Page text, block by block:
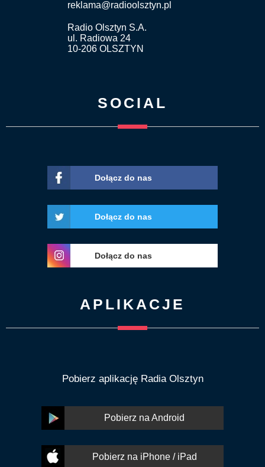
reklama@radioolsztyn.pl
Radio Olsztyn S.A.
ul. Radiowa 24
10-206 OLSZTYN
SOCIAL
Dołącz do nas
Dołącz do nas
Dołącz do nas
APLIKACJE
Pobierz aplikację Radia Olsztyn
Pobierz na Android
Pobierz na iPhone / iPad